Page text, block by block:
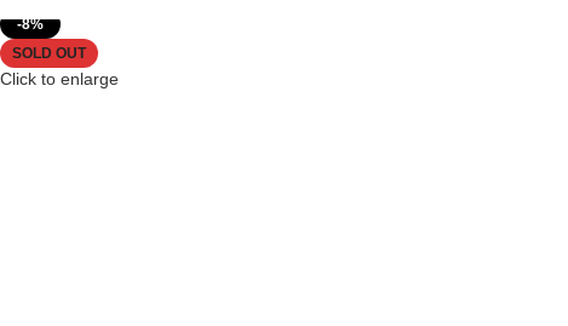
-8%
SOLD OUT
Click to enlarge